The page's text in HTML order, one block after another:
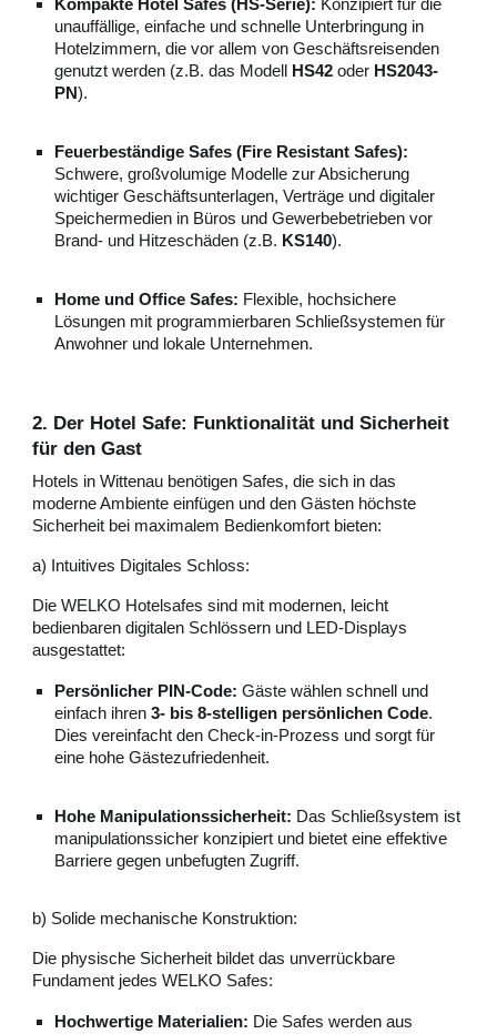
Kompakte Hotel Safes (HS-Serie): Konzipiert für die
unauffällige, einfache und schnelle Unterbringung in
Hotelzimmern, die vor allem von Geschäftsreisenden
genutzt werden (z.B. das Modell
HS42 oder HS2043-
PN).
Feuerbeständige Safes (Fire Resistant Safes):
Schwere, großvolumige Modelle zur Absicherung
wichtiger Geschäftsunterlagen, Verträge und digitaler
Speichermedien in Büros und Gewerbebetrieben vor
Brand- und Hitzeschäden (z.B. KS140).
Home und Office Safes: Flexible, hochsichere
Lösungen mit programmierbaren Schließsystemen für
Anwohner und lokale Unternehmen.
2. Der Hotel Safe: Funktionalität und Sicherheit
für den Gast
Hotels in Wittenau benötigen Safes, die sich in das
moderne Ambiente einfügen und den Gästen höchste
Sicherheit bei maximalem Bedienkomfort bieten:
a) Intuitives Digitales Schloss:
Die WELKO Hotelsafes sind mit modernen, leicht
bedienbaren digitalen Schlössern und LED-Displays
ausgestattet:
Persönlicher PIN-Code: Gäste wählen schnell und
einfach ihren3- bis 8-stelligen persönlichen Code.
Dies vereinfacht den Check-in-Prozess und sorgt für
eine hohe Gästezufriedenheit.
Hohe Manipulationssicherheit: Das Schließsystem ist
manipulationssicher konzipiert und bietet eine effektive
Barriere gegen unbefugten Zugriff.
b) Solide mechanische Konstruktion:
Die physische Sicherheit bildet das unverrückbare
Fundament jedes WELKO Safes:
Hochwertige Materialien: Die Safes werden aus